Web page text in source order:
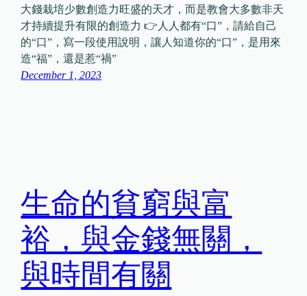
大錢栽培少數創造力旺盛的天才，而是教會大多數非天
才持續提升有限的創造力 👉人人都有“口”，請給自己
的“口”，寫一段使用說明，讓人知道你的“口”，是用來
造“福”，還是惹“禍”
December 1, 2023
生命的貧窮與富
裕，與金錢無關，
與時間有關